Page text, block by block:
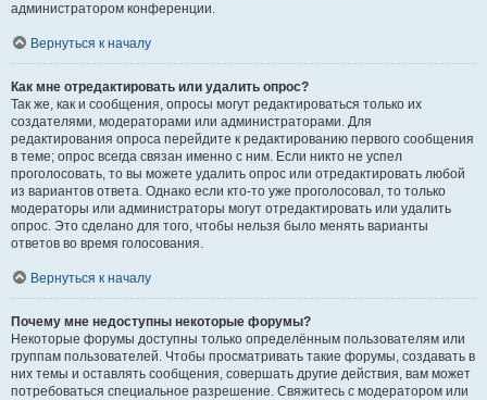
администратором конференции.
Вернуться к началу
Как мне отредактировать или удалить опрос?
Так же, как и сообщения, опросы могут редактироваться только их
создателями, модераторами или администраторами. Для
редактирования опроса перейдите к редактированию первого сообщения
в теме; опрос всегда связан именно с ним. Если никто не успел
проголосовать, то вы можете удалить опрос или отредактировать любой
из вариантов ответа. Однако если кто-то уже проголосовал, то только
модераторы или администраторы могут отредактировать или удалить
опрос. Это сделано для того, чтобы нельзя было менять варианты
ответов во время голосования.
Вернуться к началу
Почему мне недоступны некоторые форумы?
Некоторые форумы доступны только определённым пользователям или
группам пользователей. Чтобы просматривать такие форумы, создавать в
них темы и оставлять сообщения, совершать другие действия, вам может
потребоваться специальное разрешение. Свяжитесь с модератором или